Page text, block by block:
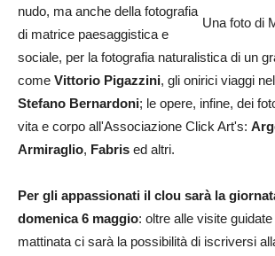
Una foto di
nudo, ma anche della fotografia
di matrice paesaggistica e
sociale, per la fotografia naturalistica di un
come Vittorio Pigazzini, gli onirici viaggi
Stefano Bernardoni; le opere, infine, dei
vita e corpo all'Associazione Click Art's:
Armiraglio, Fabris ed altri.
Per gli appassionati il clou sarà la
domenica 6 maggio: oltre alle visite
mattinata ci sarà la possibilità di iscriversi